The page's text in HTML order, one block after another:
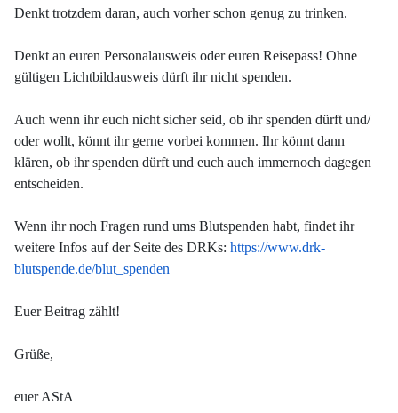
Denkt trotzdem daran, auch vorher schon genug zu trinken.
Denkt an euren Personalausweis oder euren Reisepass! Ohne
gültigen Lichtbildausweis dürft ihr nicht spenden.
Auch wenn ihr euch nicht sicher seid, ob ihr spenden dürft und/
oder wollt, könnt ihr gerne vorbei kommen. Ihr könnt dann
klären, ob ihr spenden dürft und euch auch immernoch dagegen
entscheiden.
Wenn ihr noch Fragen rund ums Blutspenden habt, findet ihr
weitere Infos auf der Seite des DRKs: https://www.drk-
blutspende.de/blut_spenden
Euer Beitrag zählt!
Grüße,
euer AStA